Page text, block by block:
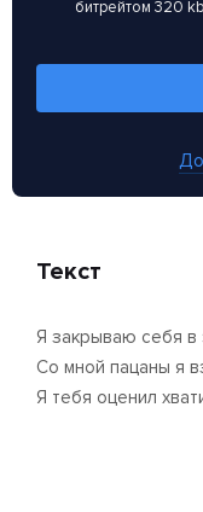
битрейтом 320
Текст
Я закрываю себя в
Со мной пацаны я
Я тебя оценил